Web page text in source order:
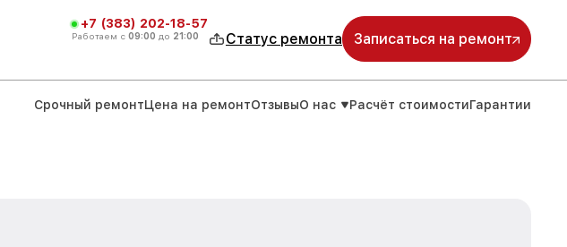
+7 (383) 202-18-57
Работаем с 09:00 до 21:00 Статус ремонта Записаться на ремонт
Срочный ремонтЦена на ремонтОтзывыО нас Расчёт стоимостиГарантии